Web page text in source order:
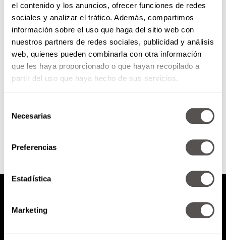
el contenido y los anuncios, ofrecer funciones de redes
sociales y analizar el tráfico. Además, compartimos
información sobre el uso que haga del sitio web con
nuestros partners de redes sociales, publicidad y análisis
web, quienes pueden combinarla con otra información
que les haya proporcionado o que hayan recopilado a
partir del uso que haya hecho de sus servicios.
Necesarias
Preferencias
Estadística
Marketing
Más de 80 en pareja: Capítulo 1
Empezamos con el reto, conoce a
los participantes y sus historias.